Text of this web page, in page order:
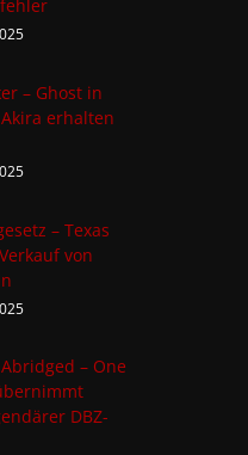
– Ghost in
erhalten
– Texas
von
– One
DBZ-